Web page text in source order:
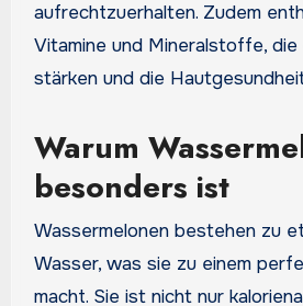
aufrechtzuerhalten. Zudem
Vitamine und Mineralstoffe, die
stärken und die
Warum
besonders ist
Wassermelonen bestehen zu
Wasser, was sie zu einem
macht. Sie ist nicht nur